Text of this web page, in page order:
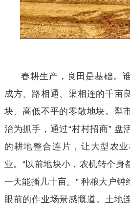
春耕生产，良田是基础。
成方、路相通、渠相连的千亩
块、高低不平的零散地块。犁
治为抓手，通过“村村招商” 盘
的耕地整合连片，让大型农
业。“以前地块小，农机转个身
一天能播几十亩。” 种粮大户
眼前的作业场景感慨道。土地